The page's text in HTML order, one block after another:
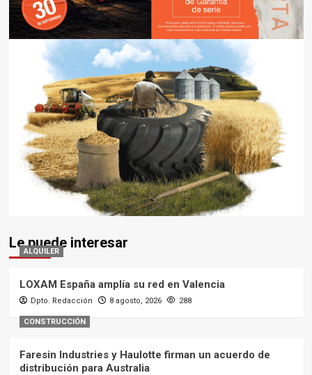
Le puede interesar
ALQUILER
LOXAM España amplía su red en Valencia
Dpto. Redacción 8 agosto, 2026 288
CONSTRUCCIÓN
Faresin Industries y Haulotte firman un acuerdo de
distribución para Australia